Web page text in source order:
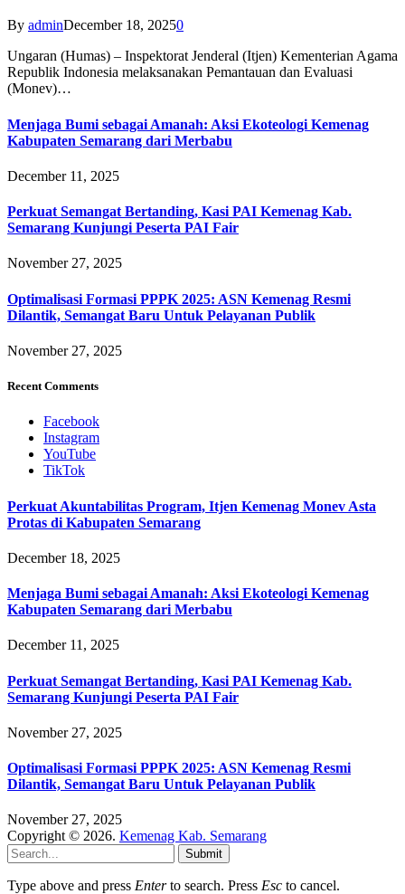
By adminDecember 18, 20250
Ungaran (Humas) – Inspektorat Jenderal (Itjen) Kementerian Agama
Republik Indonesia melaksanakan Pemantauan dan Evaluasi
(Monev)…
Menjaga Bumi sebagai Amanah: Aksi Ekoteologi Kemenag
Kabupaten Semarang dari Merbabu
December 11, 2025
Perkuat Semangat Bertanding, Kasi PAI Kemenag Kab.
Semarang Kunjungi Peserta PAI Fair
November 27, 2025
Optimalisasi Formasi PPPK 2025: ASN Kemenag Resmi
Dilantik, Semangat Baru Untuk Pelayanan Publik
November 27, 2025
Recent Comments
Facebook
Instagram
YouTube
TikTok
Perkuat Akuntabilitas Program, Itjen Kemenag Monev Asta
Protas di Kabupaten Semarang
December 18, 2025
Menjaga Bumi sebagai Amanah: Aksi Ekoteologi Kemenag
Kabupaten Semarang dari Merbabu
December 11, 2025
Perkuat Semangat Bertanding, Kasi PAI Kemenag Kab.
Semarang Kunjungi Peserta PAI Fair
November 27, 2025
Optimalisasi Formasi PPPK 2025: ASN Kemenag Resmi
Dilantik, Semangat Baru Untuk Pelayanan Publik
November 27, 2025
Copyright © 2026. Kemenag Kab. Semarang
Submit
Type above and press Enterto search. Press Esc to cancel.